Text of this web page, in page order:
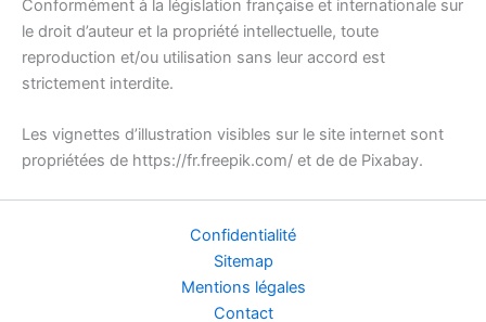
Conformément à la législation française et internationale sur
le droit d’auteur et la propriété intellectuelle, toute
reproduction et/ou utilisation sans leur accord est
strictement interdite.
Les vignettes d’illustration visibles sur le site internet sont
propriétées de https://fr.freepik.com/ et de de Pixabay.
Confidentialité
Sitemap
Mentions légales
Contact